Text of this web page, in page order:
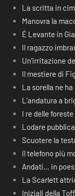
La scritta in
Manovra la
É Levante in
Il ragazzo
Un’irritazione
Il mestiere di
La sorella ne ha
L’andatura a
I re delle foreste
Lodare
Scuotere la
Il telefono più
Andati… in
La Scarlett
Iniziali della